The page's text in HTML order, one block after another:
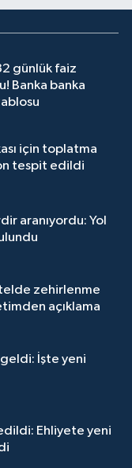
günlük faiz
Banka banka
için toplatma
tespit edildi
aranıyordu: Yol
zehirlenme
açıklama
İşte yeni
Ehliyete yeni